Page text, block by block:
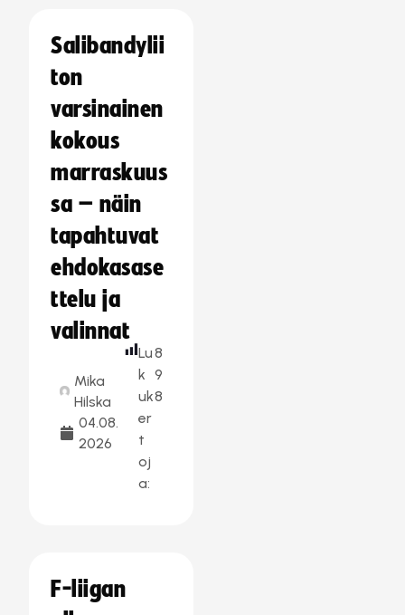
Salibandylii
ton
varsinainen
kokous
marraskuus
sa – näin
tapahtuvat
ehdokasase
ttelu ja
valinnat
Mika
Hilska
04.08.
2026
Lu
k
uk
er
t
oj
a:
8
9
8
F-liigan